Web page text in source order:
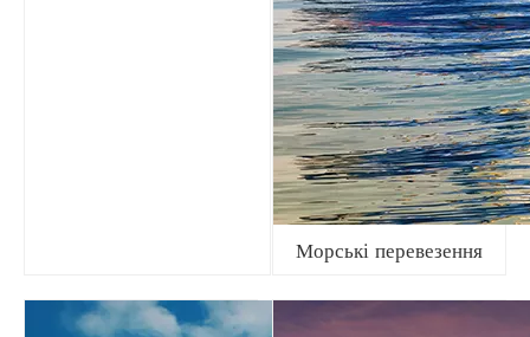
Морські перевезення